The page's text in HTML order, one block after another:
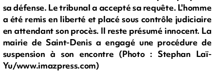
sa défense. Le tribunal a accepté sa requête. L'homme
a été remis en liberté et placé sous contrôle judiciaire
en attendant son procès. Il reste présumé innocent. La
mairie de Saint-Denis a engagé une procédure de
suspension à son encontre (Photo : Stephan Laï-
Yu/www.imazpress.com)